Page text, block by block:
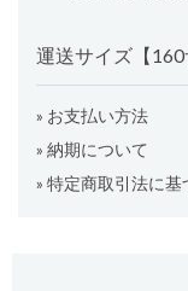
運送サイズ【160
» お支払い方法
» 納期について
» 特定商取引法に基